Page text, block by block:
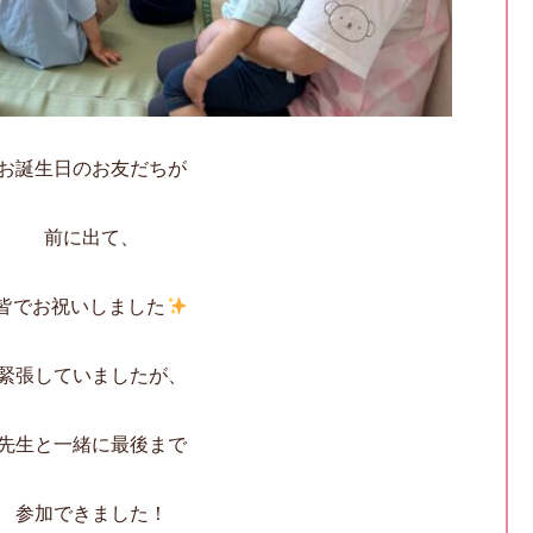
誕生日のお友だちが
前に出て、
でお祝いしました
張していましたが、
生と一緒に最後まで
参加できました！